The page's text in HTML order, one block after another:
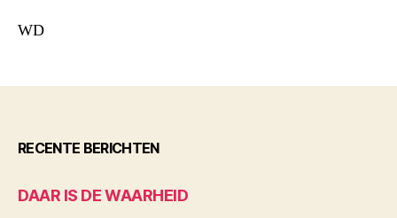
WD
RECENTE BERICHTEN
DAAR IS DE WAARHEID